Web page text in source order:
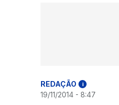
REDAÇÃO i
19/11/2014 - 8:47